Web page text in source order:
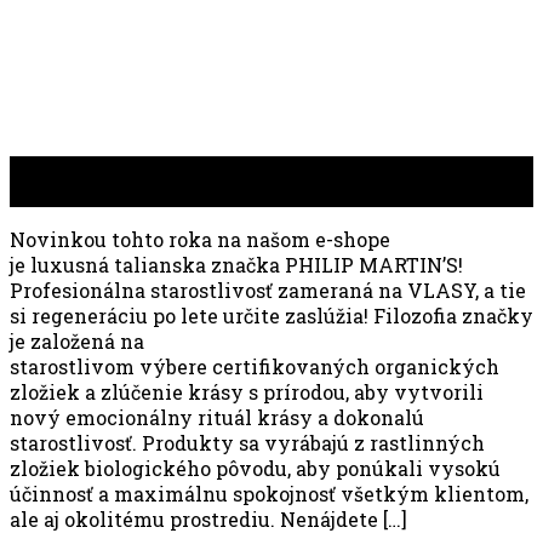
Novinkou tohto roka na našom e-shope
je luxusná talianska značka PHILIP MARTIN’S!
Profesionálna starostlivosť zameraná na VLASY, a tie
si regeneráciu po lete určite zaslúžia! Filozofia značky
je založená na
starostlivom výbere certifikovaných organických
zložiek a zlúčenie krásy s prírodou, aby vytvorili
nový emocionálny rituál krásy a dokonalú
starostlivosť. Produkty sa vyrábajú z rastlinných
zložiek biologického pôvodu, aby ponúkali vysokú
účinnosť a maximálnu spokojnosť všetkým klientom,
ale aj okolitému prostrediu. Nenájdete […]